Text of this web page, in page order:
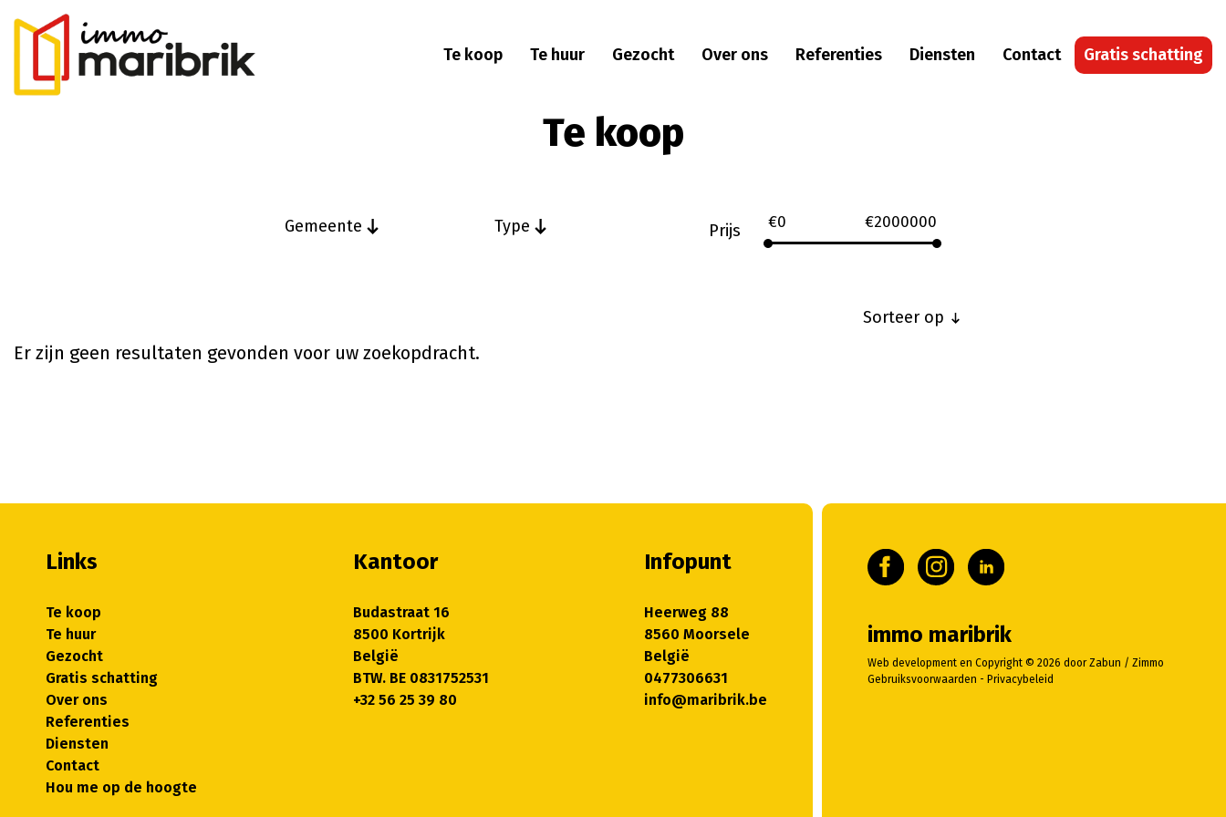
Te koop Te huur Gezocht Over ons Referenties Diensten Contact Gratis schatting
Te koop
Gemeente Type Prijs €0 €2000000
Sorteer op
Er zijn geen resultaten gevonden voor uw zoekopdracht.
Links
Te koop
Te huur
Gezocht
Gratis schatting
Over ons
Referenties
Diensten
Contact
Hou me op de hoogte
Kantoor
Budastraat 16
8500 Kortrijk
België
BTW. BE 0831752531
+32 56 25 39 80
Infopunt
Heerweg 88
8560 Moorsele
België
0477306631
info@maribrik.be
immo maribrik
Web development en Copyright © 2026 doorZabun / Zimmo
Gebruiksvoorwaarden - Privacybeleid